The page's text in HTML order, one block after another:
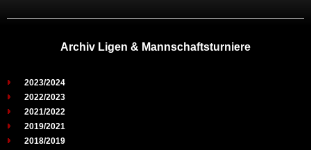
Archiv Ligen & Mannschaftsturniere
2023/2024
2022/2023
2021/2022
2019/2021
2018/2019